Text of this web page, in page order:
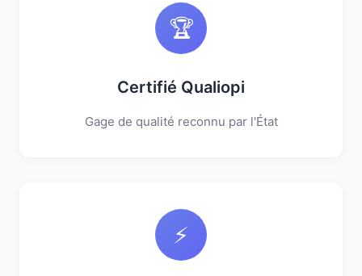
🏆
Certifié Qualiopi
Gage de qualité reconnu par l'État
⚡